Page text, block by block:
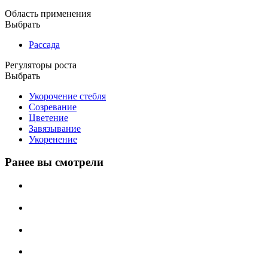
Область применения
Выбрать
Рассада
Регуляторы роста
Выбрать
Укорочение стебля
Созревание
Цветение
Завязывание
Укоренение
Ранее вы смотрели